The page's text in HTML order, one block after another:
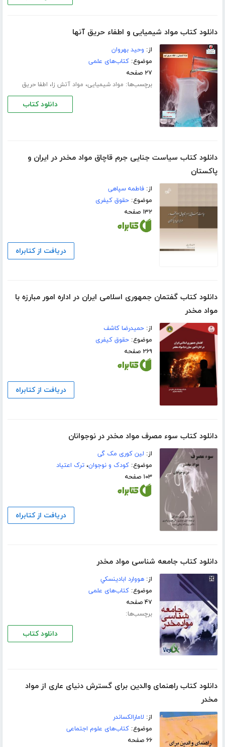
دانلود کتاب مواد شیمیایی و اطفاء حریق آنها
از: وحید بهروان
موضوع:کتاب‌های علمی
۲۷ صفحه
برچسب‌ها: مواد شیمیایی، مواد آتش زا، اطفا حریق
دانلود کتاب
دانلود کتاب سیاست جنایی جرم قاچاق مواد مخدر در ایران و
پاکستان
از:فاطمه سپاهی
موضوع:حقوق کیفری
۱۳۲ صفحه
دریافت از کتابراه
دانلود کتاب گفتمان جمهوری اسلامی ایران در اداره امور مبارزه با
مواد مخدر
از:حمیدرضا کاشف
موضوع:حقوق کیفری
۲۶۹ صفحه
دریافت از کتابراه
دانلود کتاب سوء مصرف مواد مخدر در نوجوانان
از: لین کوری مک گی
موضوع:کودک و نوجوان،ترک اعتیاد
۱۰۳ صفحه
دریافت از کتابراه
دانلود کتاب جامعه شناسی مواد مخدر
از:هووارد ابادينسكي
موضوع:کتاب‌های علمی
۴۷ صفحه
برچسب‌ها:
دانلود کتاب
دانلود کتاب راهنمای والدین برای گسترش دنیای عاری از مواد
مخدر
از: لامارالكساندر
موضوع:کتاب‌های علوم اجتماعی
۶۶ صفحه